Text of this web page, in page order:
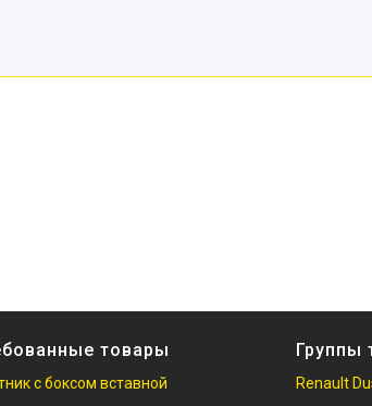
товары
с боксом вставной
Группы
Renault